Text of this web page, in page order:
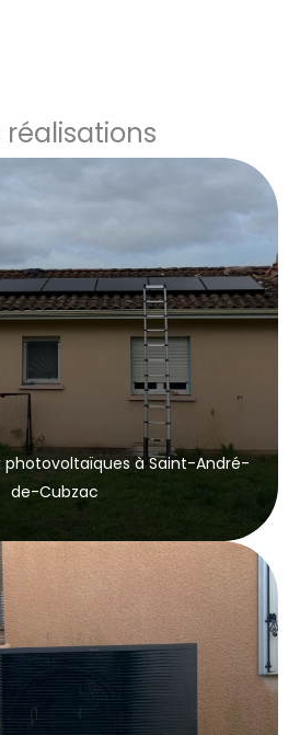
réalisations
photovoltaïques à Saint-André-
de-Cubzac